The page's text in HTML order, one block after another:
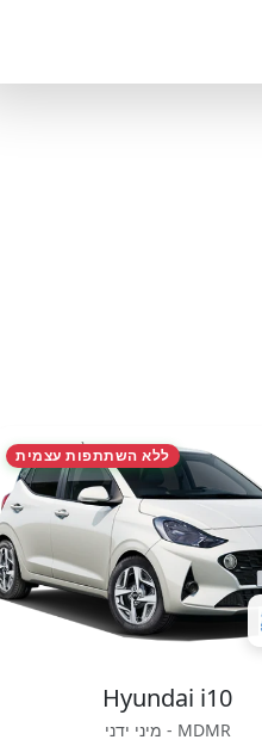
ללא השתתפות עצמית
Hyundai i10
MDMR - מיני ידני